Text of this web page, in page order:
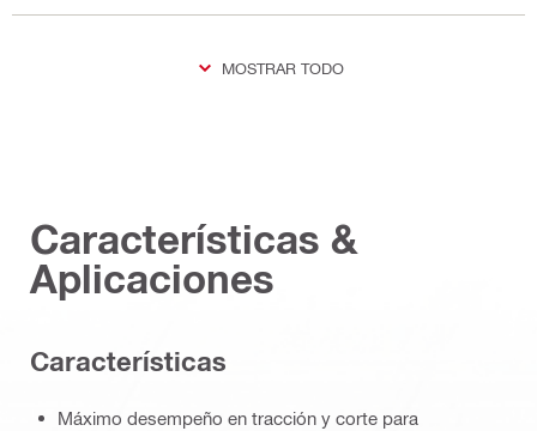
MOSTRAR TODO
Características &
Aplicaciones
Características
Máximo desempeño en tracción y corte para